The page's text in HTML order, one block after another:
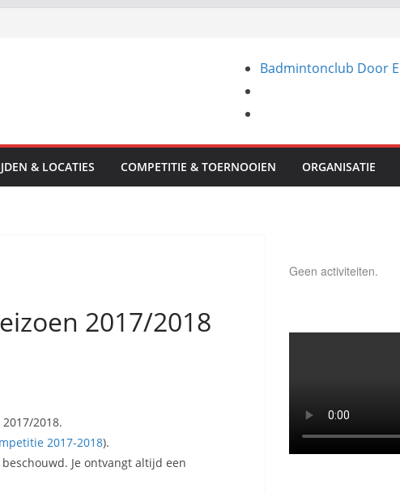
Badmintonclub Door
& LOCATIES COMPETITIE & TOERNOOIEN ORGANISATIE
2017/2018
2018.
2017-2018).
Je ontvangt altijd een
Geen activiteiten.